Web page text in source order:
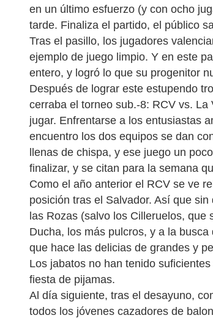
en un último esfuerzo (y con ocho
tarde. Finaliza el partido, el público
Tras el pasillo, los jugadores
ejemplo de juego limpio. Y en este
entero, y logró lo que su progenitor
Después de lograr este estupendo
cerraba el torneo sub.-8: RCV vs.
jugar. Enfrentarse a los entusiastas
encuentro los dos equipos se dan
llenas de chispa, y ese juego un
finalizar, y se citan para la semana
Como el año anterior el RCV se ve
posición tras el Salvador. Así que
las Rozas (salvo los Cilleruelos, que
Ducha, los más pulcros, y a la
que hace las delicias de grandes y
Los jabatos no han tenido
fiesta de pijamas.
Al día siguiente, tras el desayuno,
todos los jóvenes cazadores de